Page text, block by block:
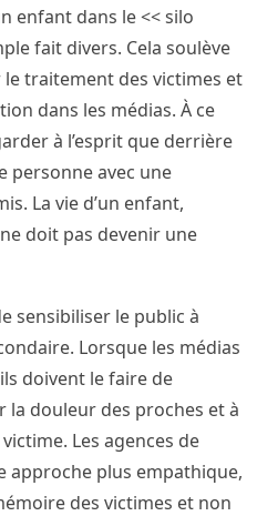
enfant dans le << silo
fait divers. Cela soulève
traitement des victimes et
dans les médias. À ce
à l’esprit que derrière
personne avec une
La vie d’un enfant,
doit pas devenir une
sensibiliser le public à
Lorsque les médias
doivent le faire de
la douleur des proches et à
Les agences de
approche plus empathique,
des victimes et non